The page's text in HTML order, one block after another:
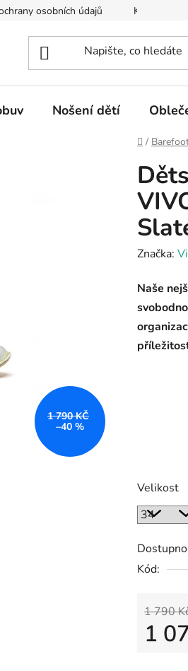
osobních údajů Kontakty na
Nošení dětí
Domů
/
Značka:
Naše
Velikost
Kód:
1 790
1
1 790 KČ
–40 %